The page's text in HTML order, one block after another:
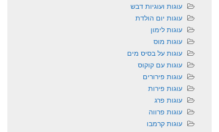
עוגות ועוגיות דבש
עוגות יום הולדת
עוגות לימון
עוגות מוס
עוגות על בסיס מים
עוגות עם קוקוס
עוגות פירורים
עוגות פירות
עוגות פרג
עוגות פרווה
עוגות קרמבו